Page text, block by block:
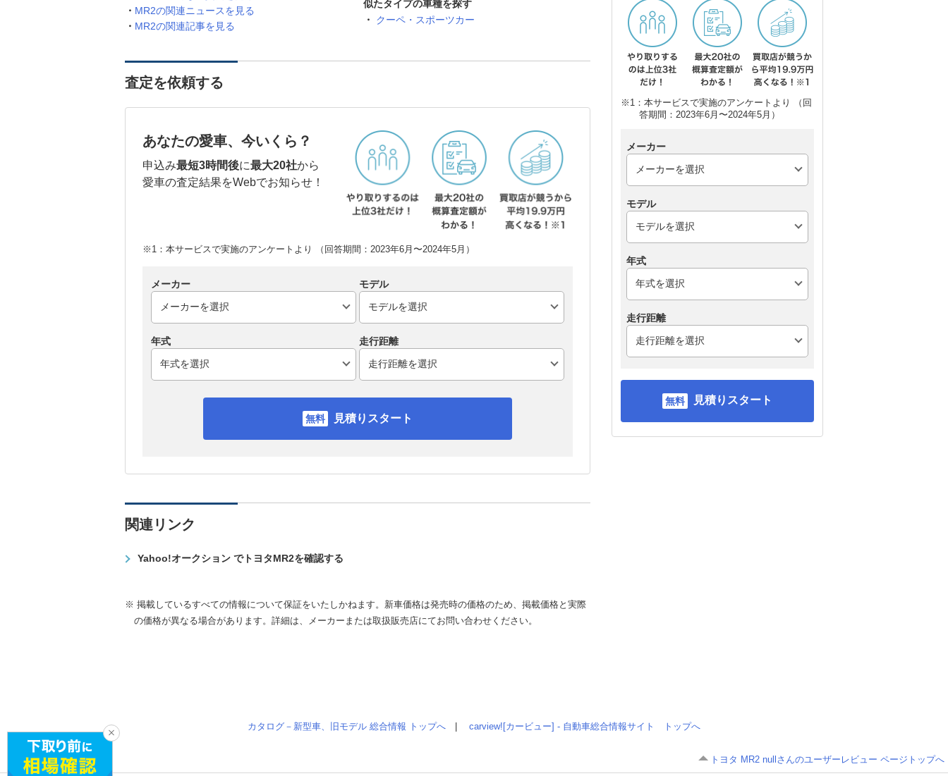
MR2の関連ニュースを見る
MR2の関連記事を見る
似たタイプの車種を探す
クーペ・スポーツカー
査定を依頼する
あなたの愛車、今いくら？
申込み最短3時間後に最大20社から
愛車の査定結果をWebでお知らせ！
※1：本サービスで実施のアンケートより （回答期間：2023年6月〜2024年5月）
メーカー モデル
年式 走行距離
見積りスタート
関連リンク
Yahoo!オークション でトヨタMR2を確認する
※ 掲載しているすべての情報について保証をいたしかねます。新車価格は発売時の価格のため、掲載価格と実際
の価格が異なる場合があります。詳細は、メーカーまたは取扱販売店にてお問い合わせください。
※1：本サービスで実施のアンケートより （回
答期間：2023年6月〜2024年5月）
メーカー
モデル
年式
走行距離
見積りスタート
カタログ－新型車、旧モデル 総合情報 トップへ carview![カービュー] - 自動車総合情報サイト トップへ
トヨタ MR2 nullさんのユーザーレビュー ページトップへ